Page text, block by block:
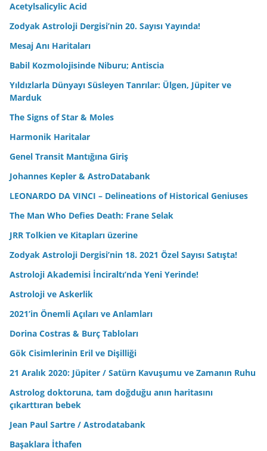
Acetylsalicylic Acid
Zodyak Astroloji Dergisi’nin 20. Sayısı Yayında!
Mesaj Anı Haritaları
Babil Kozmolojisinde Niburu; Antiscia
Yıldızlarla Dünyayı Süsleyen Tanrılar: Ülgen, Jüpiter ve
Marduk
The Signs of Star & Moles
Harmonik Haritalar
Genel Transit Mantığına Giriş
Johannes Kepler & AstroDatabank
LEONARDO DA VINCI – Delineations of Historical Geniuses
The Man Who Defies Death: Frane Selak
JRR Tolkien ve Kitapları üzerine
Zodyak Astroloji Dergisi’nin 18. 2021 Özel Sayısı Satışta!
Astroloji Akademisi İnciraltı’nda Yeni Yerinde!
Astroloji ve Askerlik
2021’in Önemli Açıları ve Anlamları
Dorina Costras & Burç Tabloları
Gök Cisimlerinin Eril ve Dişilliği
21 Aralık 2020: Jüpiter / Satürn Kavuşumu ve Zamanın Ruhu
Astrolog doktoruna, tam doğduğu anın haritasını
çıkarttıran bebek
Jean Paul Sartre / Astrodatabank
Başaklara İthafen